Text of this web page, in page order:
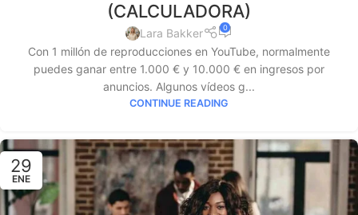
(CALCULADORA)
Lara Bakker 0
Con 1 millón de reproducciones en YouTube, normalmente
puedes ganar entre 1.000 € y 10.000 € en ingresos por
anuncios. Algunos vídeos g...
CONTINUE READING
29
ENE